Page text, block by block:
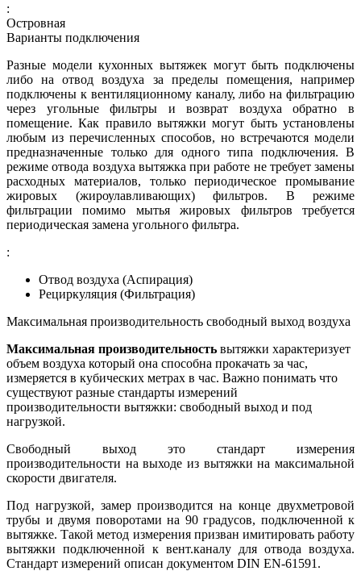
:
Островная
Варианты подключения
Разные модели кухонных вытяжек могут быть подключены
либо на отвод воздуха за пределы помещения, например
подключены к вентиляционному каналу, либо на фильтрацию
через угольные фильтры и возврат воздуха обратно в
помещение. Как правило вытяжки могут быть установлены
любым из перечисленных способов, но встречаются модели
предназначенные только для одного типа подключения. В
режиме отвода воздуха вытяжка при работе не требует замены
расходных материалов, только периодическое промывание
жировых (жироулавливающих) фильтров. В режиме
фильтрации помимо мытья жировых фильтров требуется
периодическая замена угольного фильтра.
:
Отвод воздуха (Аспирация)
Рециркуляция (Фильтрация)
Максимальная производительность свободный выход воздуха
Максимальная производительность вытяжки характеризует
объем воздуха который она способна прокачать за час,
измеряется в кубических метрах в час. Важно понимать что
существуют разные стандарты измерений
производительности вытяжки: свободный выход и под
нагрузкой.
Свободный выход это стандарт измерения
производительности на выходе из вытяжки на максимальной
скорости двигателя.
Под нагрузкой, замер производится на конце двухметровой
трубы и двумя поворотами на 90 градусов, подключенной к
вытяжке. Такой метод измерения призван имитировать работу
вытяжки подключенной к вент.каналу для отвода воздуха.
Стандарт измерений описан документом DIN EN-61591.